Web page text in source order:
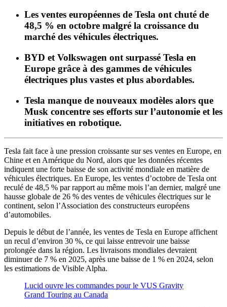
Les ventes européennes de Tesla ont chuté de
48,5 % en octobre malgré la croissance du
marché des véhicules électriques.
BYD et Volkswagen ont surpassé Tesla en
Europe grâce à des gammes de véhicules
électriques plus vastes et plus abordables.
Tesla manque de nouveaux modèles alors que
Musk concentre ses efforts sur l’autonomie et les
initiatives en robotique.
Tesla fait face à une pression croissante sur ses ventes en Europe, en
Chine et en Amérique du Nord, alors que les données récentes
indiquent une forte baisse de son activité mondiale en matière de
véhicules électriques. En Europe, les ventes d’octobre de Tesla ont
reculé de 48,5 % par rapport au même mois l’an dernier, malgré une
hausse globale de 26 % des ventes de véhicules électriques sur le
continent, selon l’Association des constructeurs européens
d’automobiles.
Depuis le début de l’année, les ventes de Tesla en Europe affichent
un recul d’environ 30 %, ce qui laisse entrevoir une baisse
prolongée dans la région. Les livraisons mondiales devraient
diminuer de 7 % en 2025, après une baisse de 1 % en 2024, selon
les estimations de Visible Alpha.
Lucid ouvre les commandes pour le VUS Gravity
Grand Touring au Canada